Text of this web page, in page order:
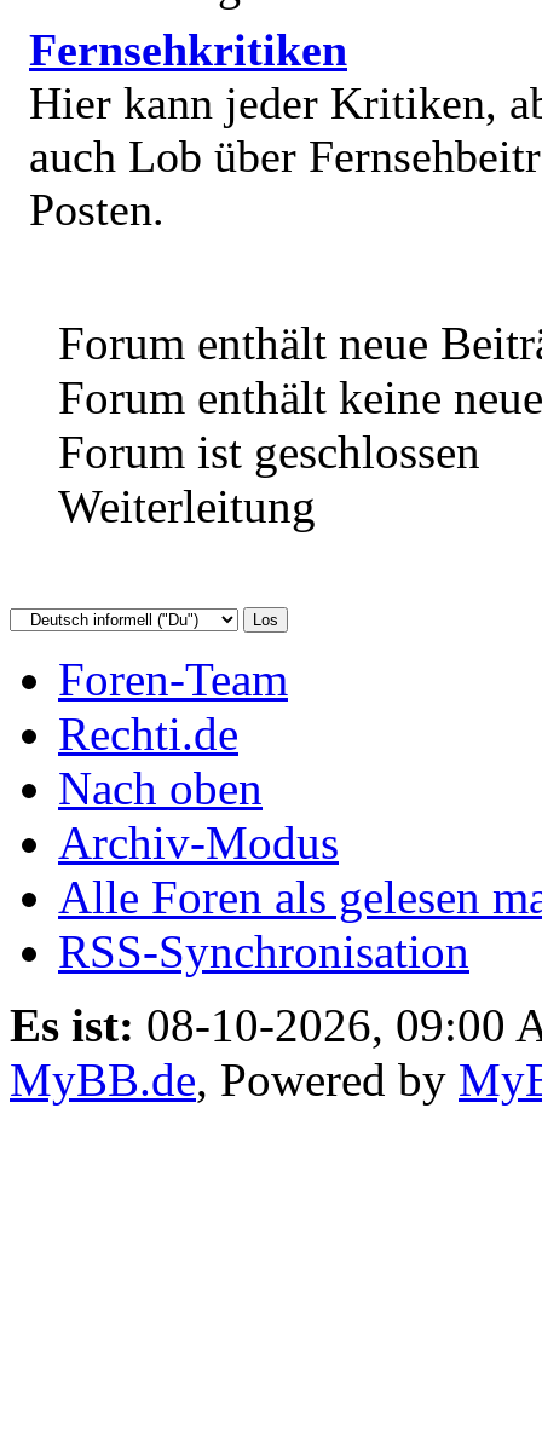
Fernsehkritiken
Hier kann jeder Kritiken,
auch Lob über
Posten.
Forum enthält neue
Forum enthält keine
Forum ist geschlossen
Weiterleitung
Foren-Team
Rechti.de
Nach oben
Archiv-Modus
Alle Foren als gelesen
RSS-Synchronisation
Es ist: 08-10-2026, 09:00
MyBB.de, Powered by